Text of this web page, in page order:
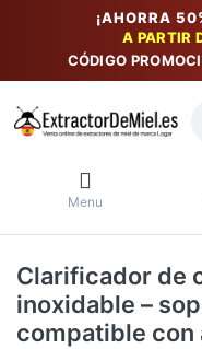
¡AHORRA
A PARTIR
CÓDIGO
Menu
Clarificador de
inoxidable –
compatible